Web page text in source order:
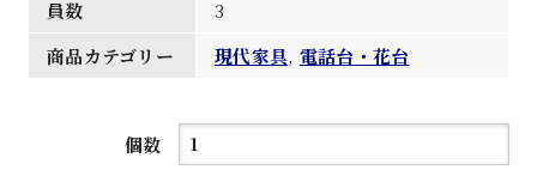
員数
3
商品カテゴリー
現代家具, 電話台・花台
個数
ガ